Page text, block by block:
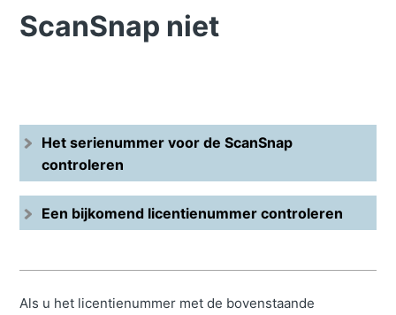
ScanSnap niet
Het serienummer voor de ScanSnap
controleren
Een bijkomend licentienummer controleren
Als u het licentienummer met de bovenstaande